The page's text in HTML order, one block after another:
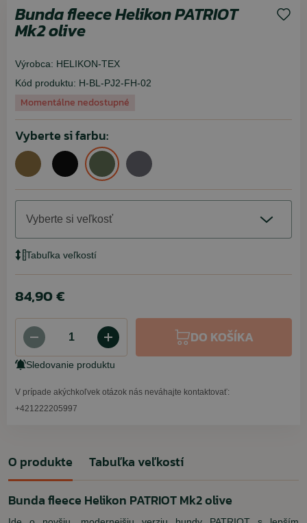
Bunda fleece Helikon PATRIOT
Mk2 olive
Výrobca: HELIKON-TEX
Kód produktu: H-BL-PJ2-FH-02
Momentálne nedostupné
Vyberte si farbu:
Vyberte si veľkosť
Tabuľka veľkostí
84,90 €
DO KOŠÍKA
Sledovanie produktu
V prípade akýchkoľvek otázok nás neváhajte kontaktovať:
+421222205997
O produkte Tabuľka veľkostí
Bunda fleece Helikon PATRIOT Mk2 olive